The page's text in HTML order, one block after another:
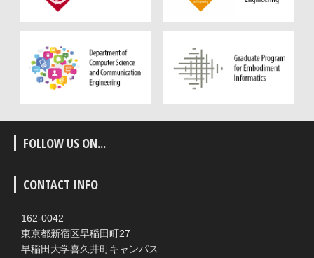
FOLLOW US ON...
CONTACT INFO
162-0042
東京都新宿区早稲田町27
早稲田大学喜久井町キャンパス